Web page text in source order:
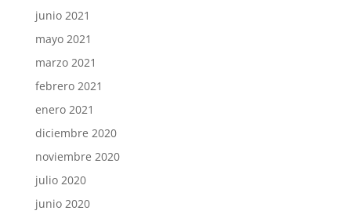
junio 2021
mayo 2021
marzo 2021
febrero 2021
enero 2021
diciembre 2020
noviembre 2020
julio 2020
junio 2020